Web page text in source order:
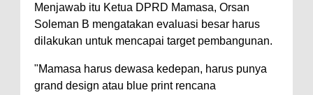
Menjawab itu Ketua DPRD Mamasa, Orsan
Soleman B mengatakan evaluasi besar harus
dilakukan untuk mencapai target pembangunan.
"Mamasa harus dewasa kedepan, harus punya
grand design atau blue print rencana